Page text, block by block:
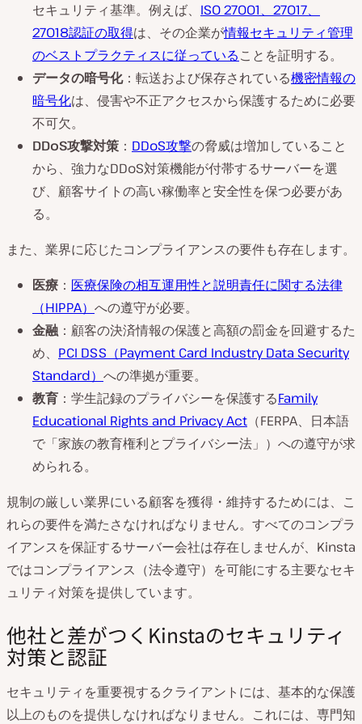
セキュリティ基準。例えば、 ISO 27001、27017、
27018認証の取得は、その企業が情報セキュリティ管理
のベストプラクティスに従っていることを証明する。
データの暗号化：転送および保存されている機密情報の
暗号化は、侵害や不正アクセスから保護するために必要
不可欠。
DDoS攻撃対策 ： DDoS攻撃の脅威は増加していること
から、強力なDDoS対策機能が付帯するサーバーを選
び、顧客サイトの高い稼働率と安全性を保つ必要があ
る。
また、業界に応じたコンプライアンスの要件も存在します。
医療 ： 医療保険の相互運用性と説明責任に関する法律
（HIPPA） への遵守が必要。
金融 ：顧客の決済情報の保護と高額の罰金を回避するた
め、 PCI DSS（Payment Card Industry Data Security
Standard） への準拠が重要。
教育 ：学生記録のプライバシーを保護するFamily
Educational Rights and Privacy Act （FERPA、日本語
で「家族の教育権利とプライバシー法」）への遵守が求
められる。
規制の厳しい業界にいる顧客を獲得・維持するためには、こ
れらの要件を満たさなければなりません。すべてのコンプラ
イアンスを保証するサーバー会社は存在しませんが、Kinsta
ではコンプライアンス（法令遵守）を可能にする主要なセキ
ュリティ対策を提供しています。
他社と差がつくKinstaのセキュリティ
対策と認証
セキュリティを重要視するクライアントには、基本的な保護
以上のものを提供しなければなりません。これには、専門知